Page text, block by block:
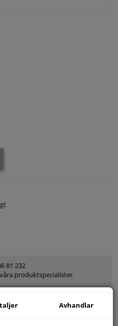
81 232
produktspecialister.
Avhandlar